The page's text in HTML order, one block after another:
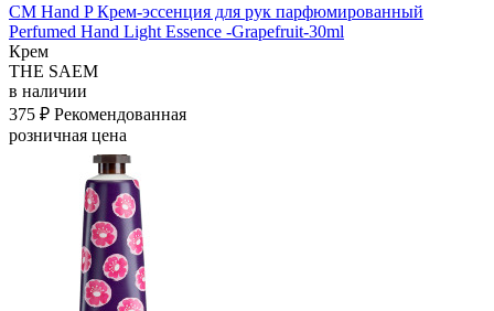
СМ Hand P Крем-эссенция для рук парфюмированный
Perfumed Hand Light Essence -Grapefruit-30ml
Крем
THE SAEM
в наличии
375 ₽ Рекомендованная
розничная цена